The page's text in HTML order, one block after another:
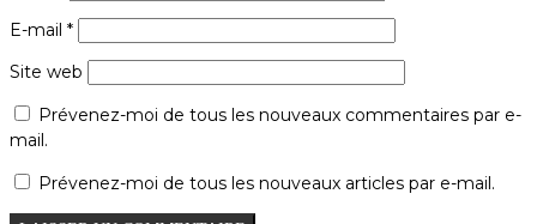
E-mail *
Site web
Prévenez-moi de tous les nouveaux commentaires par e-
mail.
Prévenez-moi de tous les nouveaux articles par e-mail.